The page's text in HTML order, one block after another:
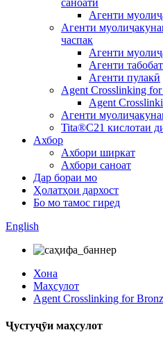
саноатӣ
Агенти
Агенти
часпак
Агенти
Агенти
Агенти пулакӣ
Agent Crosslinking
Agent
Агенти
Tita®C21 кислотаи
Ахбор
Ахбори ширкат
Ахбори саноат
Дар бораи мо
Ҳолатҳои дархост
Бо мо тамос гиред
English
Хона
Маҳсулот
Agent Crosslinking for
Ҷустуҷӯи маҳсулот